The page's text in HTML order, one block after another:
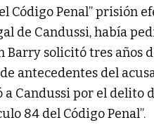
Código Penal” prisión
de Candussi, había
Barry solicitó tres años
antecedentes del
Candussi por el delito
84 del Código Penal”.